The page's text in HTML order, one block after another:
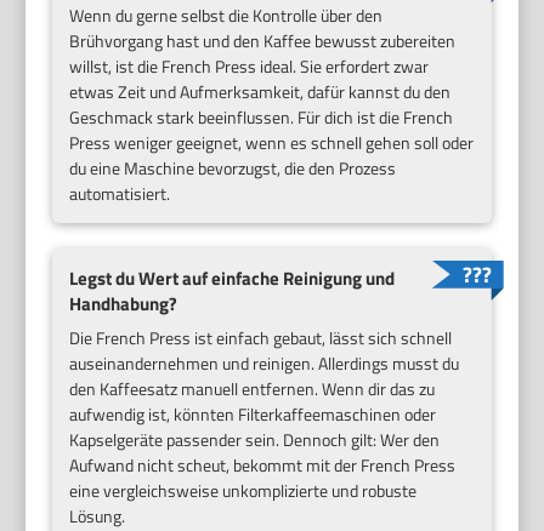
Wenn du gerne selbst die Kontrolle über den
Brühvorgang hast und den Kaffee bewusst zubereiten
willst, ist die French Press ideal. Sie erfordert zwar
etwas Zeit und Aufmerksamkeit, dafür kannst du den
Geschmack stark beeinflussen. Für dich ist die French
Press weniger geeignet, wenn es schnell gehen soll oder
du eine Maschine bevorzugst, die den Prozess
automatisiert.
Legst du Wert auf einfache Reinigung und
Handhabung?
Die French Press ist einfach gebaut, lässt sich schnell
auseinandernehmen und reinigen. Allerdings musst du
den Kaffeesatz manuell entfernen. Wenn dir das zu
aufwendig ist, könnten Filterkaffeemaschinen oder
Kapselgeräte passender sein. Dennoch gilt: Wer den
Aufwand nicht scheut, bekommt mit der French Press
eine vergleichsweise unkomplizierte und robuste
Lösung.